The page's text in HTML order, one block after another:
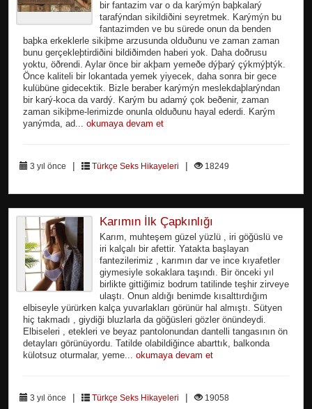
bir fantazim var o da karýmýn baþkalarý
tarafýndan sikildiðini seyretmek. Karýmýn bu
fantazimden ve bu sürede onun da benden
baþka erkeklerle sikiþme arzusunda olduðunu ve zaman zaman
bunu gerçekleþtirdiðini bildiðimden haberi yok. Daha doðrusu
yoktu, öðrendi. Aylar önce bir akþam yemeðe dýþarý çýkmýþtýk.
Önce kaliteli bir lokantada yemek yiyecek, daha sonra bir gece
kulübüne gidecektik. Bizle beraber karýmýn meslekdaþlarýndan
bir karý-koca da vardý. Karým bu adamý çok beðenir, zaman
zaman sikiþme-lerimizde onunla olduðunu hayal ederdi. Karým
yanýmda, ad... okumaya devam et
3 yıl önce | Türkçe Seks Hikayeleri | 18249
Karımın İlk Çapkınlığı
Karım, muhteşem güzel yüzlü , iri göğüslü ve
iri kalçalı bir afettir. Yatakta başlayan
fantezilerimiz , karımın dar ve ince kıyafetler
giymesiyle sokaklara taşındı. Bir önceki yıl
birlikte gittiğimiz bodrum tatilinde teşhir zirveye
ulaştı. Onun aldığı benimde kısalttırdığım
elbiseyle yürürken kalça yuvarlakları görünür hal almıştı. Sütyen
hiç takmadı , giydiği bluzlarla da göğüsleri gözler önündeydi.
Elbiseleri , etekleri ve beyaz pantolonundan dantelli tangasının ön
detayları görünüyordu. Tatilde olabildiğince abarttık, balkonda
külotsuz oturmalar, yeme... okumaya devam et
3 yıl önce | Türkçe Seks Hikayeleri | 19058